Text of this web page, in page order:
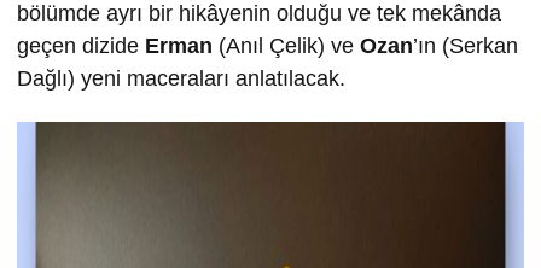
bölümde ayrı bir hikâyenin olduğu ve tek mekânda
geçen dizide Erman (Anıl Çelik) ve Ozan’ın (Serkan
Dağlı) yeni maceraları anlatılacak.